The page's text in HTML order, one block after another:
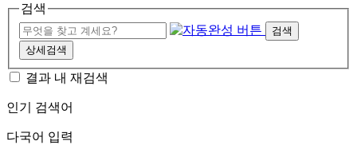
검색
검색
상세검색
결과 내 재검색
인기 검색어
다국어 입력